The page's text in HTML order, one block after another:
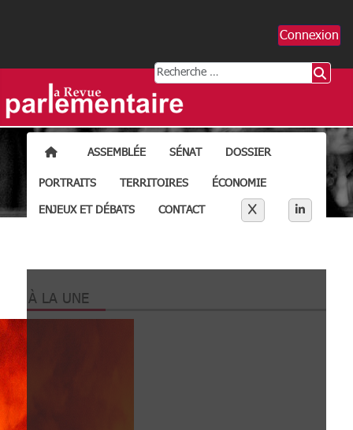
Connexion
Rechercher
ACCUEILASSEMBLÉE SÉNAT
DOSSIER
PORTRAITS
TERRITOIRES
ÉCONOMIE
ENJEUX ET DÉBATS
CONTACT Séparateur liens
À LA UNE